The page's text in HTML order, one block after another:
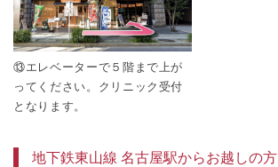
⑬エレベーターで５階まで上が
ってください。クリニック受付
となります。
地下鉄東山線 名古屋駅からお越しの方